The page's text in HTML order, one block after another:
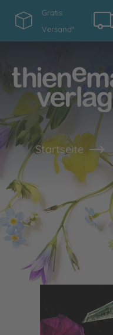
Gratis
Versand*
Startseite